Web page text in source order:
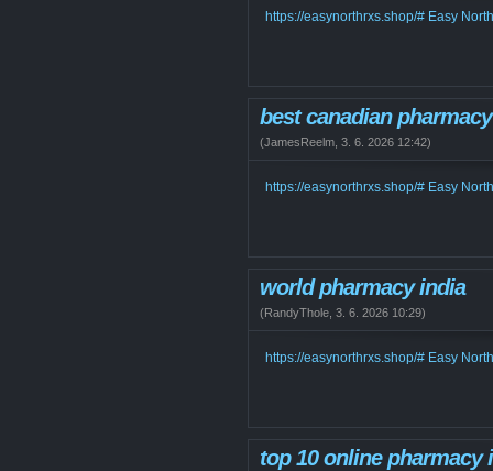
https://easynorthrxs.shop/# Easy
best canadian
(JamesReelm 3. 6. 2026 12:42)
https://easynorthrxs.shop/# Easy
world pharmacy india
(RandyThole 3. 6. 2026 10:29)
https://easynorthrxs.shop/# Easy
top 10 online pharmacy